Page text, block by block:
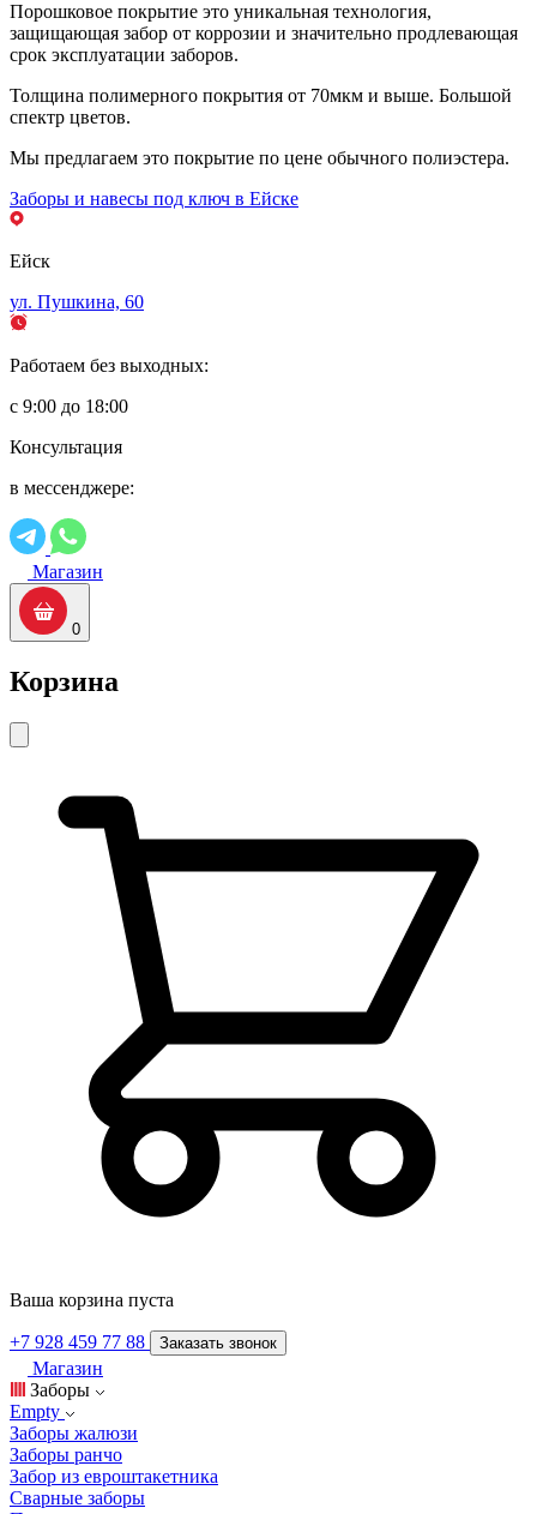
Порошковое покрытие это уникальная технология,
защищающая забор от коррозии и значительно продлевающая
срок эксплуатации заборов.
Толщина полимерного покрытия от 70мкм и выше. Большой
спектр цветов.
Мы предлагаем это покрытие по цене обычного полиэстера.
Заборы и навесы под ключ в Ейске
Ейск
ул. Пушкина, 60
Работаем без выходных:
с 9:00 до 18:00
Консультация
в мессенджере:
Магазин
0
Корзина
Ваша корзина пуста
+7 928 459 77 88 Заказать звонок
Магазин
Заборы
Empty
Заборы жалюзи
Заборы ранчо
Забор из евроштакетника
Сварные заборы